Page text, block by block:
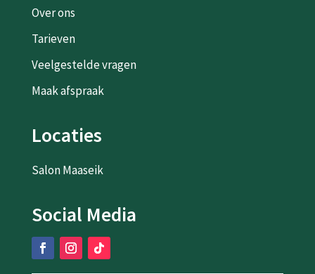
Over ons
Tarieven
Veelgestelde vragen
Maak afspraak
Locaties
Salon Maaseik
Social Media